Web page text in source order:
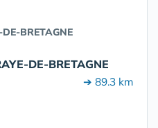
BRETAGNE
DE-BRETAGNE
➔ 89.3 km